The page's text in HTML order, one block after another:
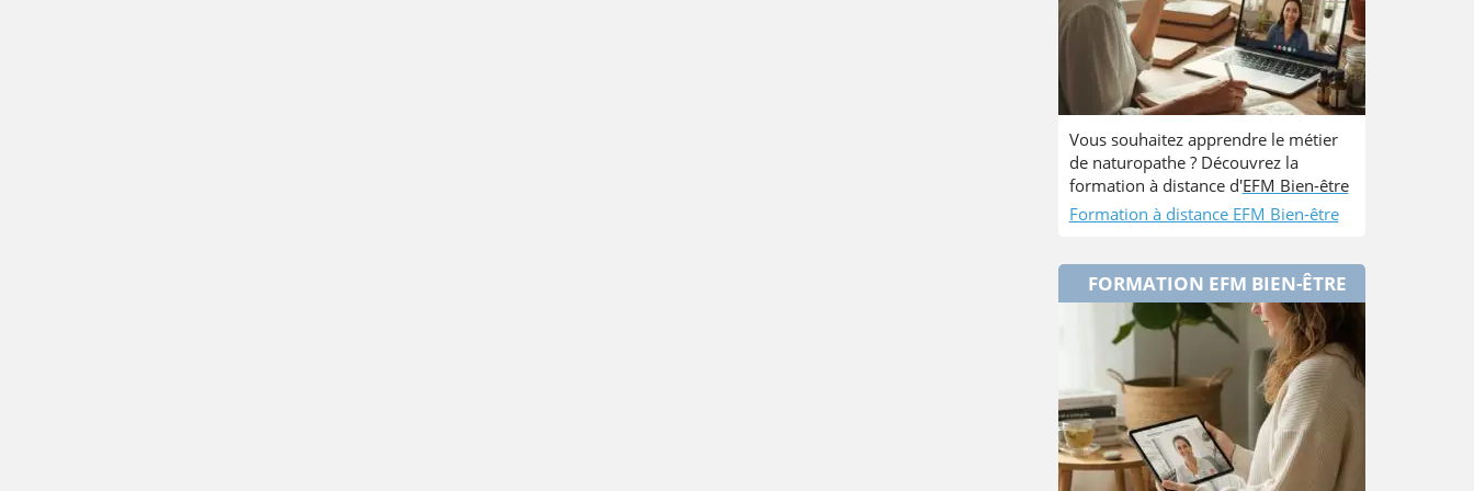
Vous souhaitez apprendre le métier
de naturopathe ? Découvrez la
formation à distance d'EFM Bien-être
Formation à distance EFM Bien-être
FORMATION EFM BIEN-ÊTRE